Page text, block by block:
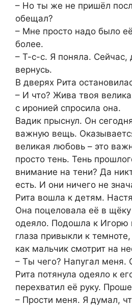
– Но ты же не пришёл
обещал?
– Мне просто надо было
более.
– Т-с-с. Я поняла. Сейчас,
вернусь.
В дверях Рита
– И что? Жива твоя
с иронией спросила она.
Вадик прыснул. Он
важную вещь.
великая любовь – это
просто тень. Тень
внимание на тени? Да
есть. И они ничего не
Рита вошла к детям.
Она поцеловала её в
одеяло. Подошла к Игорю
глаза привыкли к
как мальчик смотрит на
– Ты чего? Напугал меня.
Рита потянула одеяло к
перехватил её руку.
– Прости меня. Я думал,